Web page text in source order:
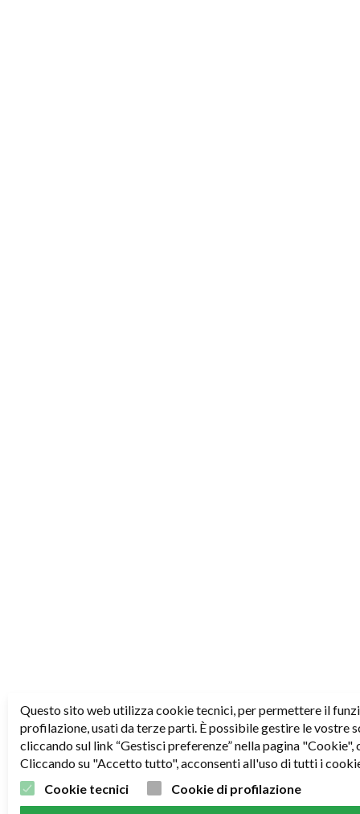
Questo sito web utilizza cookie tecnici, per permettere il
profilazione, usati da terze parti. È possibile gestire le vostre
cliccando sul link “Gestisci preferenze” nella pagina
Cliccando su "Accetto tutto", acconsenti all'uso di tutti i
Cookie tecnici
Cookie di profilazione